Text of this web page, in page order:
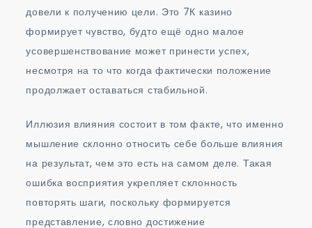
довели к получению цели. Это 7К казино
формирует чувство, будто ещё одно малое
усовершенствование может принести успех,
несмотря на то что когда фактически положение
продолжает оставаться стабильной.
Иллюзия влияния состоит в том факте, что именно
мышление склонно относить себе больше влияния
на результат, чем это есть на самом деле. Такая
ошибка восприятия укрепляет склонность
повторять шаги, поскольку формируется
представление, словно достижение